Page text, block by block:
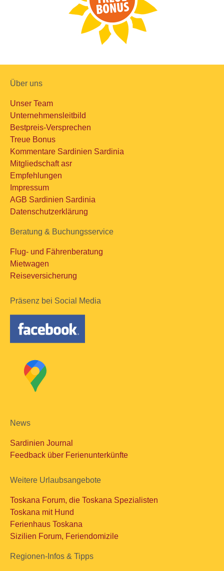
Über uns
Unser Team
Unternehmensleitbild
Bestpreis-Versprechen
Treue Bonus
Kommentare Sardinien Sardinia
Mitgliedschaft asr
Empfehlungen
Impressum
AGB Sardinien Sardinia
Datenschutzerklärung
Beratung & Buchungsservice
Flug- und Fährenberatung
Mietwagen
Reiseversicherung
Präsenz bei Social Media
News
Sardinien Journal
Feedback über Ferienunterkünfte
Weitere Urlaubsangebote
Toskana Forum, die Toskana Spezialisten
Toskana mit Hund
Ferienhaus Toskana
Sizilien Forum, Feriendomizile
Regionen-Infos & Tipps